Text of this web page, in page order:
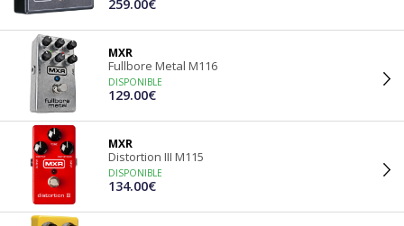
259.00€
MXR
Fullbore Metal M116
DISPONIBLE
129.00€
MXR
Distortion III M115
DISPONIBLE
134.00€